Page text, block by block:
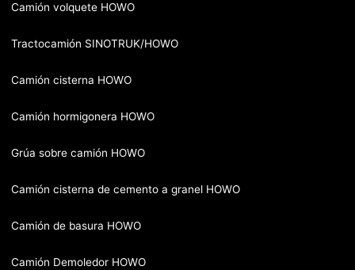
Camión volquete HOWO
Tractocamión SINOTRUK/HOWO
Camión cisterna HOWO
Camión hormigonera HOWO
Grúa sobre camión HOWO
Camión cisterna de cemento a granel HOWO
Camión de basura HOWO
Camión Demoledor HOWO